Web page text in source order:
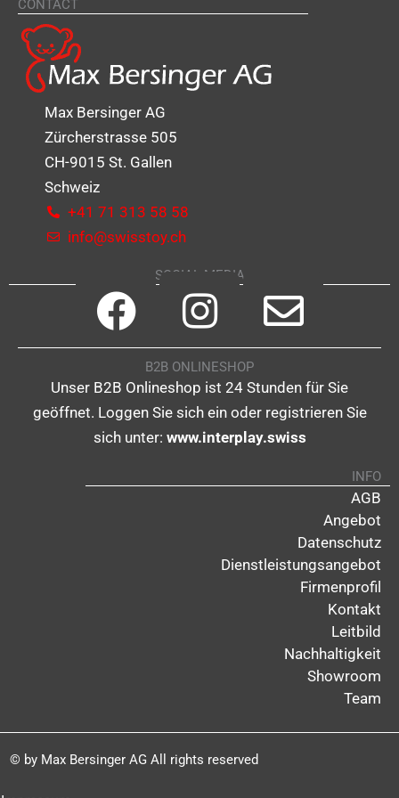
CONTACT
Max Bersinger AG
Zürcherstrasse 505
CH-9015 St. Gallen
Schweiz
+41 71 313 58 58
info@swisstoy.ch
SOCIAL MEDIA
F
a
c
e
I
n
s
t
E
n
v
e
p
e
B2B ONLINESHOP
Unser B2B Onlineshop ist 24 Stunden für Sie
geöffnet. Loggen Sie sich ein oder registrieren Sie
sich unter: www.interplay.swiss
INFO
AGB
Angebot
Datenschutz
Dienstleistungsangebot
Firmenprofil
Kontakt
Leitbild
Nachhaltigkeit
Showroom
Team
© by Max Bersinger AG All rights reserved